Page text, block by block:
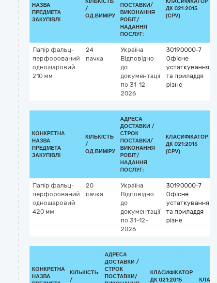
НАЗВА
ПРЕДМЕТА
ЗАКУПІВЛІ
/
ОД.ВИМІРУ
ПОСТАВКИ/
ВИКОНАННЯ
РОБІТ/
НАДАННЯ
ПОСЛУГ:
ДК 021:2015
(CPV)
Папір фальц-
перфорований
одношаровий
210 мм
24
пачка
Україна
Відповідно
до
документації
по 31-12-
2026
30190000-7
Офісне
устаткування
та приладдя
різне
КОНКРЕТНА
НАЗВА
ПРЕДМЕТА
ЗАКУПІВЛІ
КІЛЬКІСТЬ
/
ОД.ВИМІРУ
АДРЕСА
ДОСТАВКИ /
СТРОК
ПОСТАВКИ/
ВИКОНАННЯ
РОБІТ/
НАДАННЯ
ПОСЛУГ:
КЛАСИФІКАТОР
ДК 021:2015
(CPV)
Папір фальц-
перфорований
одношаровий
420 мм
20
пачка
Україна
Відповідно
до
документації
по 31-12-
2026
30190000-7
Офісне
устаткування
та приладдя
різне
КОНКРЕТНА
НАЗВА
КІЛЬКІСТЬ
/
АДРЕСА
ДОСТАВКИ /
СТРОК
ПОСТАВКИ/
КЛАСИФІКАТОР
ДК 021:2015